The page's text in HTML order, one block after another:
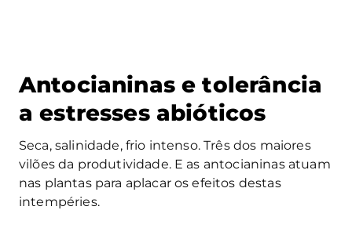
Antocianinas e tolerância
a estresses abióticos
Seca, salinidade, frio intenso. Três dos maiores
vilões da produtividade. E as antocianinas atuam
nas plantas para aplacar os efeitos destas
intempéries.